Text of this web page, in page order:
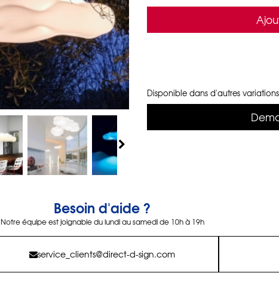
Disponible dans d'autres variations
Besoin d'aide ?
Notre équipe est joignable du lundi au samedi de 10h à 19h
service_clients@direct-d-sign.com